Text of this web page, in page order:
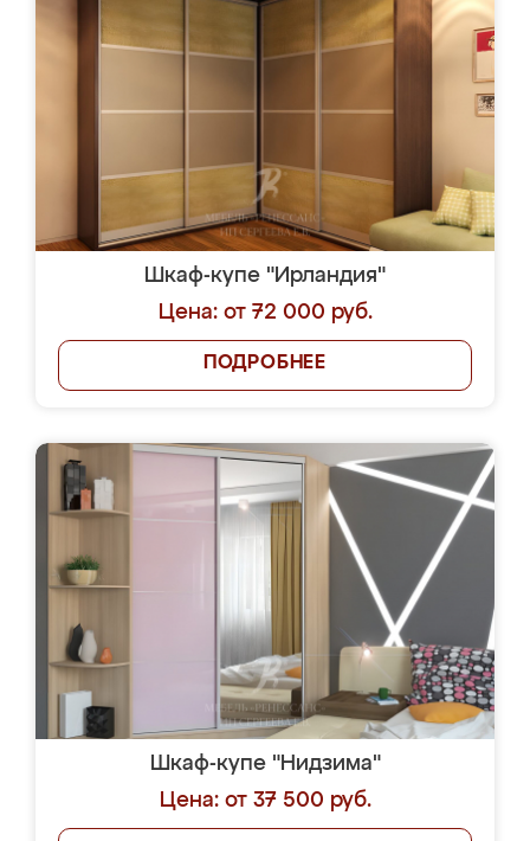
Шкаф-купе "Ирландия"
Цена: от 72 000 руб.
ПОДРОБНЕЕ
Шкаф-купе "Нидзима"
Цена: от 37 500 руб.